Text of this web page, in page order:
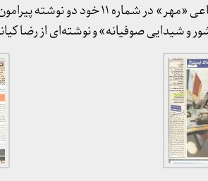
هفته‌نامه فرهنگی، هنری، اجتماعی
شیدایی صوفیانه» و نوشته‌ای از رضا